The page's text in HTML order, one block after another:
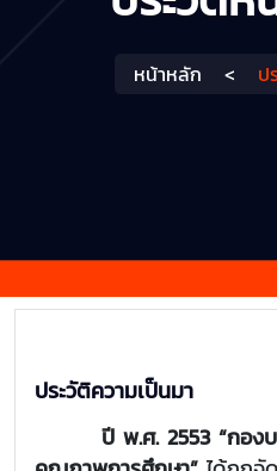
หน้าหลัก < ป
ประวัติความเป็นมา
ปี พ.ศ. 2553 “กอง